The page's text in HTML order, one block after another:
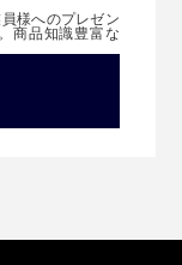
様へのプレゼン
商品知識豊富な